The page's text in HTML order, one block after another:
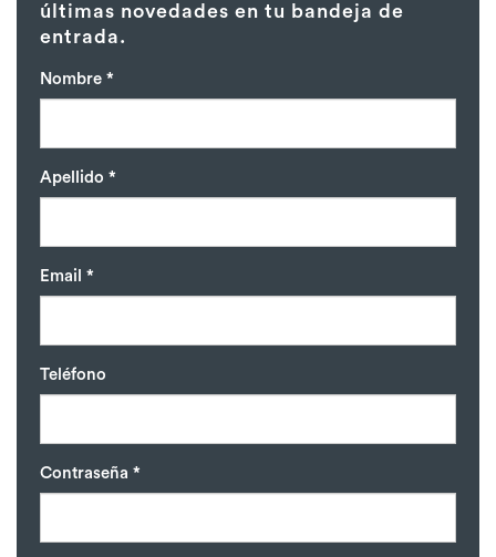
últimas novedades en tu bandeja de
entrada.
Nombre *
Apellido *
Email *
Teléfono
Contraseña *